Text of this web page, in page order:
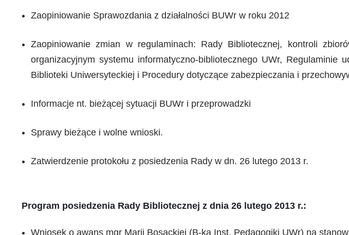
Zaopiniowanie Sprawozdania z działalności BUWr w roku 2012
Zaopiniowanie zmian w regulaminach: Rady Bibliotecznej, kontroli
organizacyjnym systemu informatyczno-bibliotecznego UWr,
Biblioteki Uniwersyteckiej i Procedury dotyczące zabezpieczania i
Informacje nt. bieżącej sytuacji BUWr i przeprowadzki
Sprawy bieżące i wolne wnioski.
Zatwierdzenie protokołu z posiedzenia Rady w dn. 26 lutego 2013 r.
Program posiedzenia Rady Bibliotecznej z dnia 26 lutego 2013 r.:
Wniosek o awans mgr Marii Bosackiej (B-ka Inst. Pedagogiki UWr) na